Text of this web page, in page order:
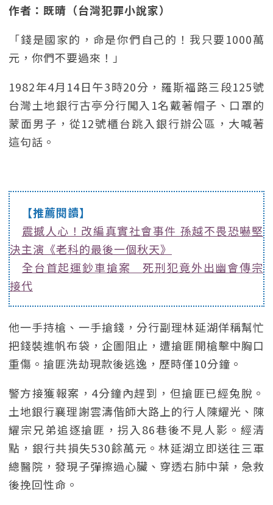
作者：既晴（台灣犯罪小說家）
「錢是國家的，命是你們自己的！我只要1000萬
元，你們不要過來！」
1982年4月14日午3時20分，羅斯福路三段125號
台灣土地銀行古亭分行闖入1名戴著帽子、口罩的
蒙面男子，從12號櫃台跳入銀行辦公區，大喊著
這句話。
【推薦閱讀】
震撼人心！改編真實社會事件 孫越不畏恐嚇堅
決主演《老科的最後一個秋天》
全台首起運鈔車搶案 死刑犯竟外出幽會傳宗
接代
他一手持槍、一手搶錢，分行副理林延湖佯稱幫忙
把錢裝進帆布袋，企圖阻止，遭搶匪開槍擊中胸口
重傷。搶匪洗劫現款後逃逸，歷時僅10分鐘。
警方接獲報案，4分鐘內趕到，但搶匪已經兔脫。
土地銀行襄理謝雲濤偕師大路上的行人陳耀光、陳
耀宗兄弟追逐搶匪，拐入86巷後不見人影。經清
點，銀行共損失530餘萬元。林延湖立即送往三軍
總醫院，發現子彈擦過心臟、穿透右肺中葉，急救
後挽回性命。